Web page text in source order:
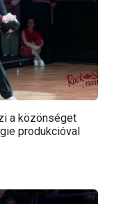
a közönséget
produkcióval